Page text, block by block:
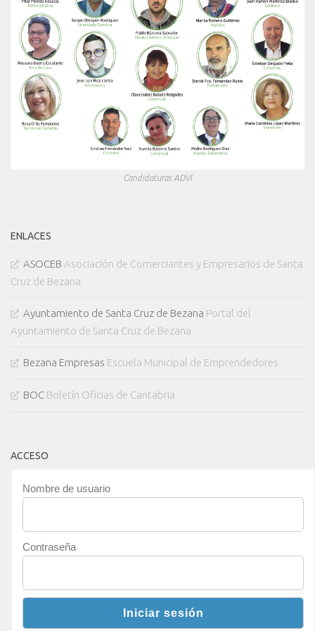
Candidaturas ADVI
ENLACES
ASOCEB Asociación de Comerciantes y Empresarios de Santa
Cruz de Bezana
Ayuntamiento de Santa Cruz de Bezana Portal del
Ayuntamiento de Santa Cruz de Bezana
Bezana Empresas Escuela Municipal de Emprendedores
BOC Boletín Oficias de Cantabria
ACCESO
Nombre de usuario
Contraseña